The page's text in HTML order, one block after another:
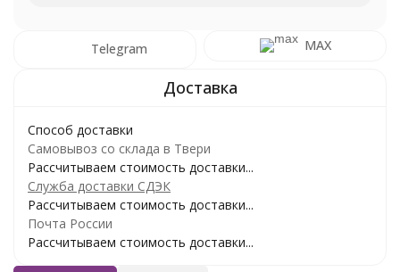
Telegram MAX
Способ доставки
Самовывоз со склада в Твери
Рассчитываем стоимость доставки...
Служба доставки СДЭК
Рассчитываем стоимость доставки...
Почта России
Рассчитываем стоимость доставки...